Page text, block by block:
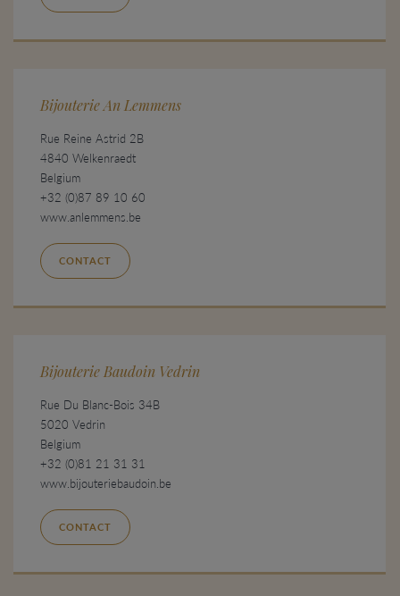
Bijouterie An Lemmens
Rue Reine Astrid 2B
4840 Welkenraedt
Belgium
+32 (0)87 89 10 60
www.anlemmens.be
CONTACT
Bijouterie Baudoin Vedrin
Rue Du Blanc-Bois 34B
5020 Vedrin
Belgium
+32 (0)81 21 31 31
www.bijouteriebaudoin.be
CONTACT